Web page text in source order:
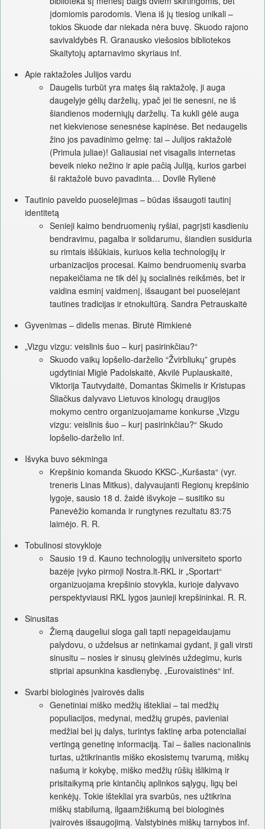
įdomiomis parodomis. Viena iš jų tiesiog unikali –
tokios Skuode dar niekada nėra buvę. Skuodo rajono
savivaldybės R. Granausko viešosios bibliotekos
Skaitytojų aptarnavimo skyriaus inf.
Apie raktažoles Julijos vardu
Daugelis turbūt yra matęs šią raktažolę, ji auga
daugelyje gėlių darželių, ypač jei tie senesni, ne iš
šiandienos moderniųjų darželių. Ta kukli gėlė auga
net kiekvienose senesnėse kapinėse. Bet nedaugelis
žino jos pavadinimo gelmę: tai – Julijos raktažolė
(Primula juliae)! Galiausiai net visagalis internetas
beveik nieko nežino ir apie pačią Juliją, kurios garbei
ši raktažolė buvo pavadinta… Dovilė Rylienė
Tautinio paveldo puoselėjimas – būdas išsaugoti tautinį
identitetą
Senieji kaimo bendruomenių ryšiai, pagrįsti kasdieniu
bendravimu, pagalba ir solidarumu, šiandien susiduria
su rimtais iššūkiais, kuriuos kelia technologijų ir
urbanizacijos procesai. Kaimo bendruomenių svarba
nepakeičiama ne tik dėl jų socialinės reikšmės, bet ir
vaidina esminį vaidmenį, išsaugant bei puoselėjant
tautines tradicijas ir etnokultūrą. Sandra Petrauskaitė
Gyvenimas – didelis menas. Birutė Rimkienė
„Vizgu vizgu: veislinis šuo – kurį pasirinkčiau?“
Skuodo vaikų lopšelio-darželio “Žvirbliukų” grupės
ugdytiniai Miglė Padolskaitė, Akvilė Puplauskaitė,
Viktorija Tautvydaitė, Domantas Škimelis ir Kristupas
Šliačkus dalyvavo Lietuvos kinologų draugijos
mokymo centro organizuojamame konkurse „Vizgu
vizgu: veislinis šuo – kurį pasirinkčiau?“ Skudo
lopšelio-darželio inf.
Išvyka buvo sėkminga
Krepšinio komanda Skuodo KKSC-„Kuršasta“ (vyr.
treneris Linas Mitkus), dalyvaujanti Regionų krepšinio
lygoje, sausio 18 d. žaidė išvykoje – susitiko su
Panevėžio komanda ir rungtynes rezultatu 83:75
laimėjo. R. R.
Tobulinosi stovykloje
Sausio 19 d. Kauno technologijų universiteto sporto
bazėje įvyko pirmoji Nostra.lt-RKL ir „Sportart“
organizuojama krepšinio stovykla, kurioje dalyvavo
perspektyviausi RKL lygos jaunieji krepšininkai. R. R.
Sinusitas
Žiemą daugeliui sloga gali tapti nepageidaujamu
palydovu, o uždelsus ar netinkamai gydant, ji gali virsti
sinusitu – nosies ir sinusų gleivinės uždegimu, kuris
stipriai apsunkina kasdienybę. „Eurovaistinės“ inf.
Svarbi biologinės įvairovės dalis
Genetiniai miško medžių ištekliai – tai medžių
populiacijos, medynai, medžių grupės, pavieniai
medžiai bei jų dalys, turintys faktinę arba potencialiai
vertingą genetinę informaciją. Tai – šalies nacionalinis
turtas, užtikrinantis miško ekosistemų tvarumą, miškų
našumą ir kokybę, miško medžių rūšių išlikimą ir
prisitaikymą prie kintančių aplinkos sąlygų, ligų bei
kenkėjų. Tokie ištekliai yra svarbūs, nes užtikrina
miškų stabilumą, ilgaamžiškumą bei biologinės
įvairovės išsaugojimą. Valstybinės miškų tarnybos inf.